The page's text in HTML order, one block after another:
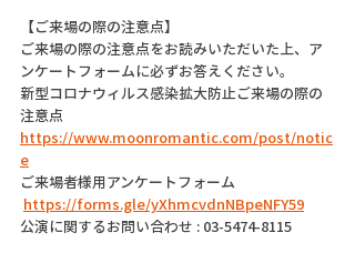
【ご来場の際の注意点】
ご来場の際の注意点をお読みいただいた上、ア
ンケートフォームに必ずお答えください。
新型コロナウィルス感染拡大防止ご来場の際の
注意点
https://www.moonromantic.com/post/notic
e
ご来場者様用アンケートフォーム
https://forms.gle/yXhmcvdnNBpeNFY59
公演に関するお問い合わせ : 03-5474-8115